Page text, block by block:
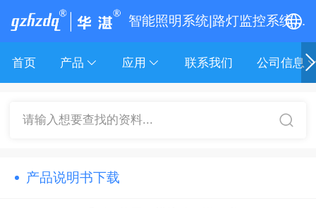
智能照明系统|路灯监控系统|单灯控制器|经纬时控器|路灯照明配电箱|广州华湛电气有限公司
中文
首页 产品 应用 联系我们 公司信息
请输入想要查找的资料...
产品说明书下载